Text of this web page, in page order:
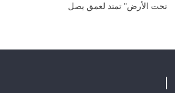
تحت الأرض" تمتد لعمق يصل